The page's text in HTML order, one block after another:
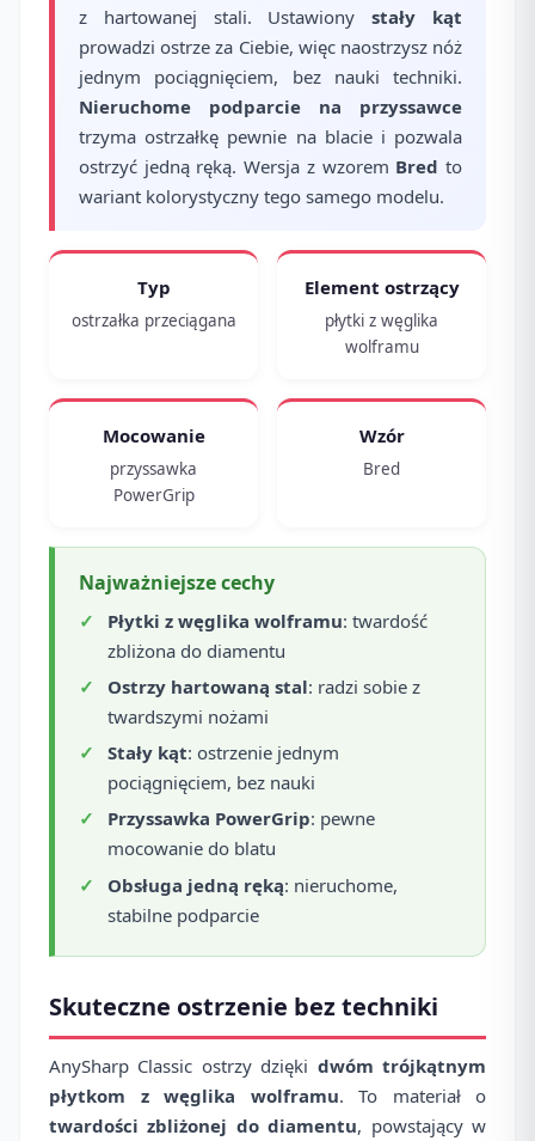
z hartowanej stali. Ustawionystały kąt
prowadzi ostrze za Ciebie, więc naostrzysz nóż
jednym pociągnięciem, bez nauki techniki.
Nieruchome podparcie na przyssawce
trzyma ostrzałkę pewnie na blacie i pozwala
ostrzyć jedną ręką. Wersja z wzorem Bred to
wariant kolorystyczny tego samego modelu.
Typ
ostrzałka przeciągana
Element ostrzący
płytki z węglika
wolframu
Mocowanie
przyssawka
PowerGrip
Wzór
Bred
Najważniejsze cechy
Płytki z węglika wolframu: twardość
zbliżona do diamentu
Ostrzy hartowaną stal: radzi sobie z
twardszymi nożami
Stały kąt: ostrzenie jednym
pociągnięciem, bez nauki
Przyssawka PowerGrip: pewne
mocowanie do blatu
Obsługa jedną ręką: nieruchome,
stabilne podparcie
Skuteczne ostrzenie bez techniki
AnySharp Classic ostrzy dzięki dwóm trójkątnym
płytkom z węglika wolframu. To materiał o
twardości zbliżonej do diamentu, powstający w